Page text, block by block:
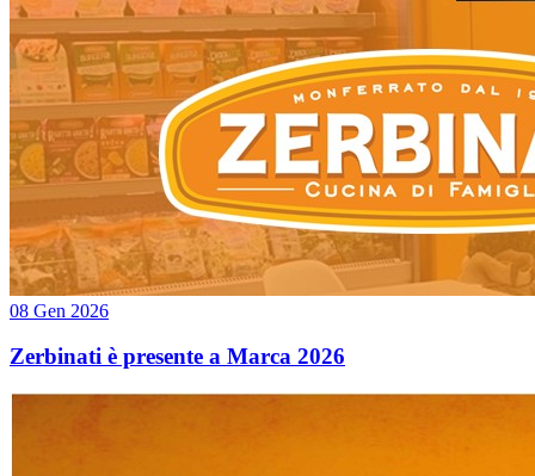
08 Gen 2026
Zerbinati è presente a Marca 2026